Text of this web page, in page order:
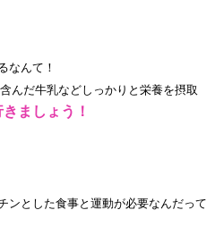
なんて！
んだ牛乳などしっかりと栄養を摂取
ましょう！
ンとした食事と運動が必要なんだって